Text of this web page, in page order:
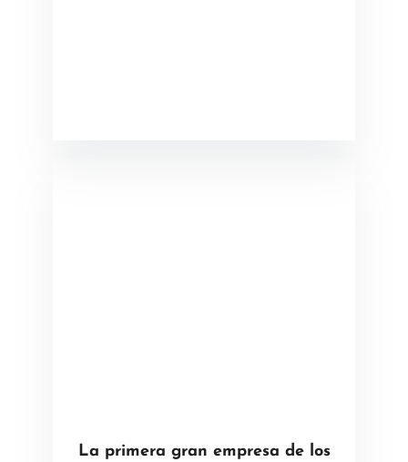
La primera gran empresa de los